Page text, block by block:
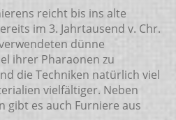
reicht bis ins alte
im 3. Jahrtausend v. Chr.
dünne
ihrer Pharaonen zu
die Techniken natürlich viel
vielfältiger. Neben
gibt es auch Furniere aus